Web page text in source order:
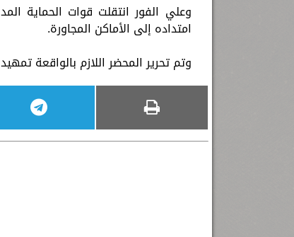
وعلي الفور انتقلت قوات الحماية
امتداده إلى الأماكن المجاورة.
وتم تحرير المحضر اللازم بالواقعة